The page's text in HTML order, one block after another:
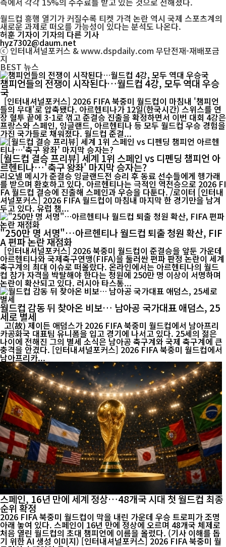
월드컵 흥행 열기가 커질수록 티켓 가격 논란 역시 국제 스포츠계의
새로운 과제로 떠오를 가능성이 있다는 분석도 나온다.
허훈 기자이 기자의 다른 기사
hyz7302@daum.net
ⓒ 인터내셔널포커스 & www.dspdaily.com 무단전재-재배포금
지
BEST 뉴스
챔피언들의 전쟁이 시작된다…월드컵 4강, 모두 역대 우승
국
[인터내셔널포커스] 2026 FIFA 북중미 월드컵이 마침내 '챔피언
들의 무대'로 압축됐다. 아르헨티나가 12일(한국시간) 스위스를 연
장 혈투 끝에 3-1로 꺾고 준결승 진출을 확정하면서 이번 대회 4강은
프랑스와 스페인, 잉글랜드, 아르헨티나 등 모두 월드컵 우승 경험을
가진 국가들로 채워졌다. 월드컵 준결...
[월드컵 결승 프리뷰] 세계 1위 스페인 vs 디펜딩 챔피언 아
르헨티나…'축구 왕좌' 마지막 승자는?
리오넬 메시가 준결승 잉글랜드전 승리 후 동료 선수들에게 헹가래
를 받으며 환호하고 있다. 아르헨티나는 극적인 역전승으로 2026 FI
FA 월드컵 결승에 진출해 스페인과 우승을 다툰다. /로이터 [인터내
셔널포커스] 2026 FIFA 월드컵이 마침내 마지막 한 경기만을 남겨
두고 있다. 유럽 챔...
"250만 명 서명"…아르헨티나 월드컵 퇴출 청원 확산, FIF
A 편파 논란 재점화
[인터내셔널포커스] 2026 북중미 월드컵이 준결승을 앞둔 가운데
아르헨티나와 국제축구연맹(FIFA)을 둘러싼 편파 판정 논란이 세계
축구계의 최대 이슈로 떠올랐다. 온라인에서는 아르헨티나의 월드
컵 참가 자격을 박탈해야 한다는 청원에 250만 명 이상이 서명하며
논란이 확산되고 있다. 러시아 타스통...
월드컵 감동 뒤 찾아온 비보… 남아공 국가대표 애덤스, 25
세로 별세
카공화국 대표팀 유니폼을 입고 경기에 나서고 있다. 25세의 젊은
나이에 전해진 그의 별세 소식은 남아공 축구계와 국제 축구계에 큰
충격을 안겼다. [인터내셔널포커스] 2026 FIFA 북중미 월드컵에서
남아프리카...
스페인, 16년 만에 세계 정상…48개국 시대 첫 월드컵 최종
순위 확정
2026 FIFA 북중미 월드컵이 막을 내린 가운데 우승 트로피가 조명
아래 놓여 있다. 스페인이 16년 만에 정상에 오르며 48개국 체제로
처음 열린 월드컵의 초대 챔피언에 이름을 올렸다. (기사 이해를 돕
기 위한 AI 생성 이미지) [인터내셔널포커스] 2026 FIFA 북중미 월